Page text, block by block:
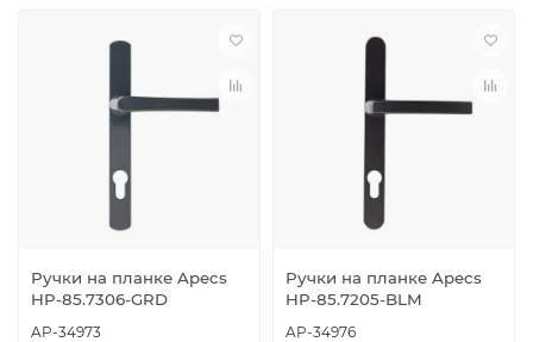
Ручки на планке Apecs
HP-85.7306-GRD
AP-34973
Ручки на планке Apecs
HP-85.7205-BLM
AP-34976